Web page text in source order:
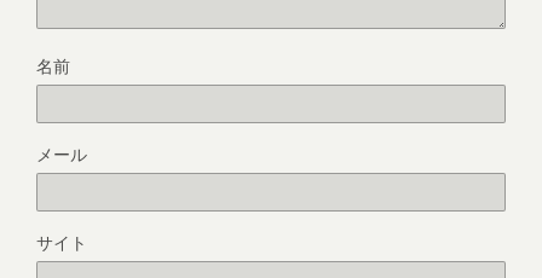
名前
メール
サイト